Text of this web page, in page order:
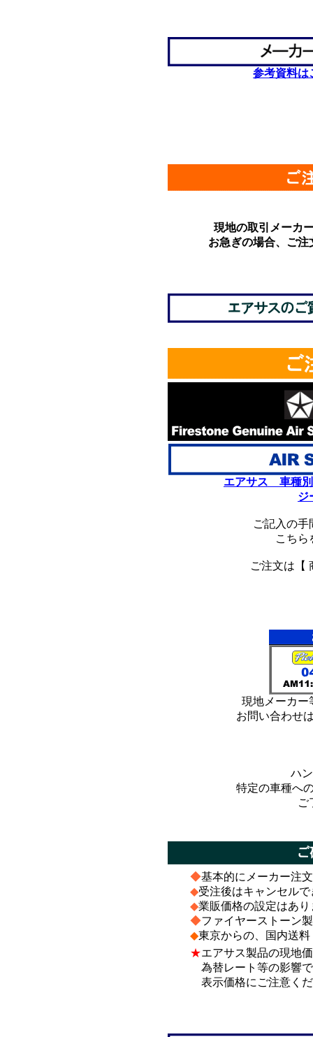
参考資料は
現地の取引メーカ
お急ぎの場合、ご
エアサス 車種別
ジ
ご記入の手
こちら
ご注文は【
現地メーカー
お問い合わせ
ハ
特定の車種へ
ご
◆基本的にメーカー注
◆受注後はキャンセル
◆業販価格の設定はあ
◆ファイヤーストーン
◆東京からの、国内送
★エアサス製品の現地
為替レート等の影響で
表示価格にご注意くだ